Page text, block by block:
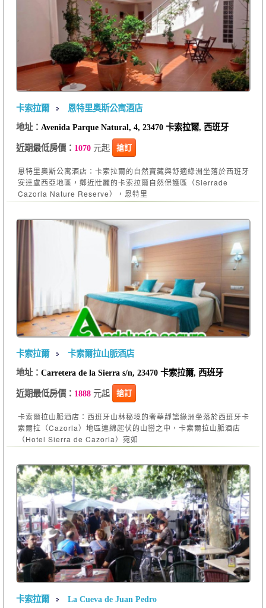
卡索拉爾
恩特里奧斯公寓酒店
地址： Avenida Parque Natural, 4, 23470 卡索拉爾, 西班牙
近期最低房價： 1070元起 搶訂
恩特里奧斯公寓酒店：卡索拉爾的自然寶藏與舒適綠洲坐落於西班牙
安達盧西亞地區，鄰近壯麗的卡索拉爾自然保護區（Sierrade
Cazorla Nature Reserve），恩特里
卡索拉爾
卡索爾拉山脈酒店
地址： Carretera de la Sierra s/n, 23470 卡索拉爾, 西班牙
近期最低房價： 1888元起 搶訂
卡索爾拉山脈酒店：西班牙山林秘境的奢華靜謐綠洲坐落於西班牙卡
索爾拉（Cazorla）地區連綿起伏的山巒之中，卡索爾拉山脈酒店
（Hotel Sierra de Cazorla）宛如
卡索拉爾 La Cueva de Juan Pedro